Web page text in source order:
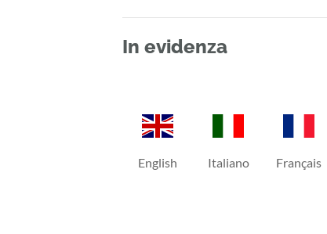
In evidenza
English Italiano Français